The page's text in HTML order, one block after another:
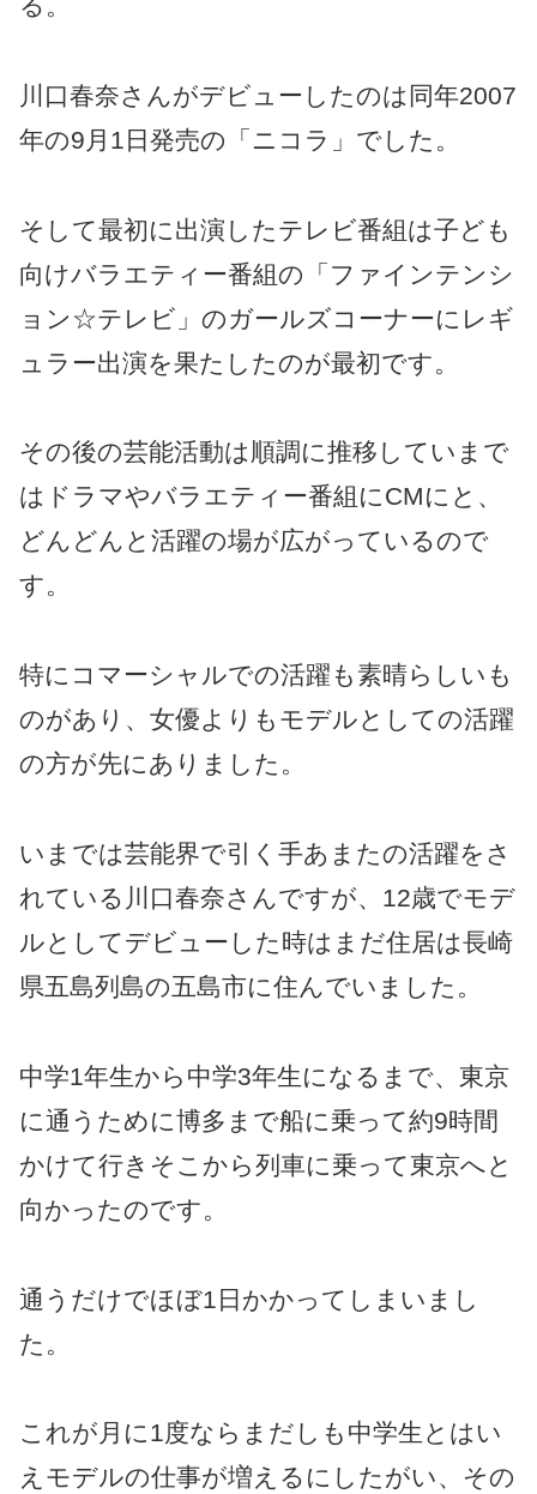
川口春奈さんがデビューしたのは同年2007
年の9月1日発売の「ニコラ」でした。
そして最初に出演したテレビ番組は子ども
向けバラエティー番組の「ファインテンシ
ョン☆テレビ」のガールズコーナーにレギ
ュラー出演を果たしたのが最初です。
その後の芸能活動は順調に推移していまで
はドラマやバラエティー番組にCMにと、
どんどんと活躍の場が広がっているので
す。
特にコマーシャルでの活躍も素晴らしいも
のがあり、女優よりもモデルとしての活躍
の方が先にありました。
いまでは芸能界で引く手あまたの活躍をさ
れている川口春奈さんですが、12歳でモデ
ルとしてデビューした時はまだ住居は長崎
県五島列島の五島市に住んでいました。
中学1年生から中学3年生になるまで、東京
に通うために博多まで船に乗って約9時間
かけて行きそこから列車に乗って東京へと
向かったのです。
通うだけでほぼ1日かかってしまいまし
た。
これが月に1度ならまだしも中学生とはい
えモデルの仕事が増えるにしたがい、その